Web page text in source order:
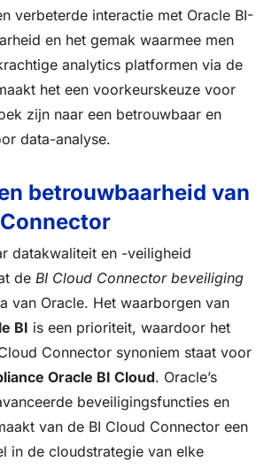
verbeterde interactie met Oracle BI-
en het gemak waarmee men
analytics platformen via de
het een voorkeurskeuze voor
zijn naar een betrouwbaar en
data-analyse.
betrouwbaarheid van
datakwaliteit en -veiligheid
de BI Cloud Connector beveiliging
van Oracle. Het waarborgen van
BI is een prioriteit, waardoor het
Connector synoniem staat voor
Oracle BI Cloud. Oracle’s
beveiligingsfuncties en
van de BI Cloud Connector een
in de cloudstrategie van elke